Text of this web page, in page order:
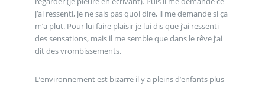
j’ai ressenti, je ne sais pas quoi dire, il me demande si ça
m’a plut. Pour lui faire plaisir je lui dis que j’ai ressenti
des sensations, mais il me semble que dans le rêve j’ai
dit des vrombissements.
L’environnement est bizarre il y a pleins d’enfants plus